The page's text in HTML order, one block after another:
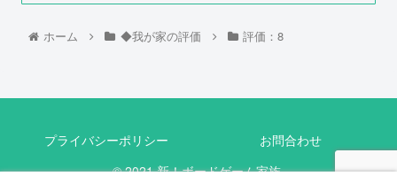
ホーム ◆我が家の評価 評価：8
プライバシーポリシー
お問合わせ
© 2021 新！ボードゲーム家族.